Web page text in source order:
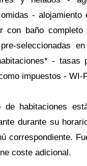
- alojamiento
con baño completo
seleccionadas
- tasas
impuestos - WI-
habitaciones
durante su
correspondiente.
coste adicional.